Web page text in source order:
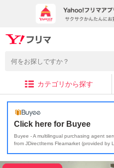
カテゴリから探す
Click here for Buyee
Buyee - A multilingual purchasing agent
from JDirectItems Fleamarket (provided by